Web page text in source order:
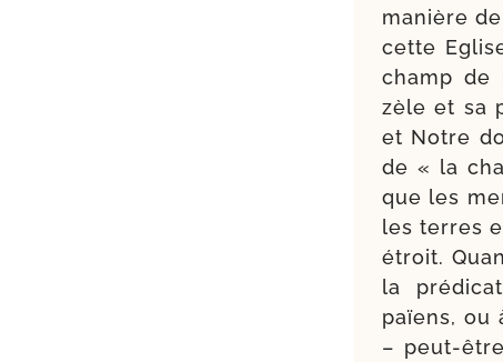
manière
cette
champ de
zèle et sa
et Notre
de « la
que les
les terres
étroit.
la
païens, ou
– peut-​